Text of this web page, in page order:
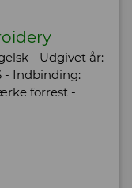
- Udgivet år:
- Indbinding:
forrest -